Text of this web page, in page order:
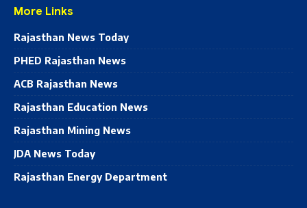
More Links
Rajasthan News Today
PHED Rajasthan News
ACB Rajasthan News
Rajasthan Education News
Rajasthan Mining News
JDA News Today
Rajasthan Energy Department